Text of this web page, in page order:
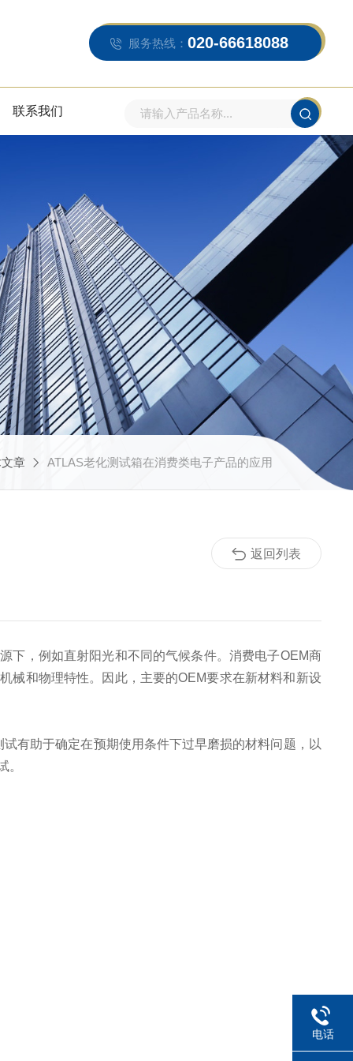
服务热线： 020-66618088
联系我们
文章 ATLAS老化测试箱在消费类电子产品的应用
下，例如直射阳光和不同的气候条件。消费电子OEM商
械和物理特性。因此，主要的OEM要求在新材料和新设
有助于确定在预期使用条件下过早磨损的材料问题，以
。
返回列表
电话